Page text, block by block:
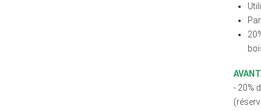
- 20%